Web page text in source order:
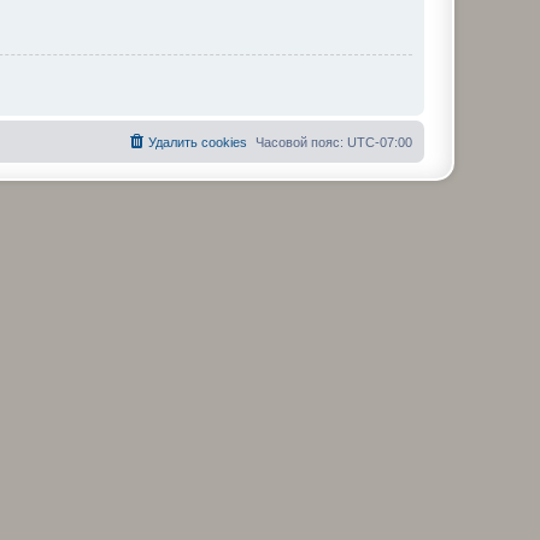
Часовой пояс: UTC-07:00
Удалить cookies